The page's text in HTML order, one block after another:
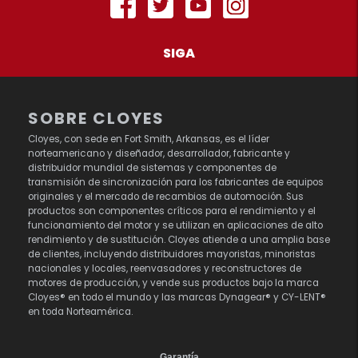
SIGA
SOBRE CLOYES
Cloyes, con sede en Fort Smith, Arkansas, es el líder
norteamericano y diseñador, desarrollador, fabricante y
distribuidor mundial de sistemas y componentes de
transmisión de sincronización para los fabricantes de equipos
originales y el mercado de recambios de automoción. Sus
productos son componentes críticos para el rendimiento y el
funcionamiento del motor y se utilizan en aplicaciones de alto
rendimiento y de sustitución. Cloyes atiende a una amplia base
de clientes, incluyendo distribuidores mayoristas, minoristas
nacionales y locales, reenvasadores y reconstructores de
motores de producción, y vende sus productos bajo la marca
Cloyes® en todo el mundo y las marcas Dynagear® y CY-LENT®
en toda Norteamérica.